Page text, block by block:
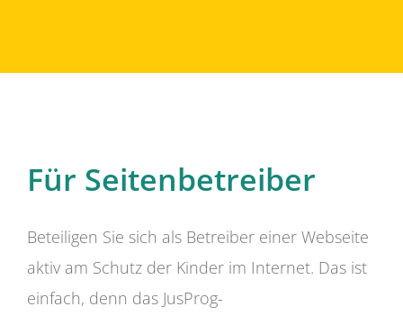
Für Seitenbetreiber
Beteiligen Sie sich als Betreiber einer Webseite
aktiv am Schutz der Kinder im Internet. Das ist
einfach, denn das JusProg-